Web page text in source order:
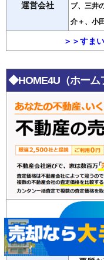
運営会社
プ、三井
介＋、小
＞＞すま
◆HOME4U（ホーム
無料